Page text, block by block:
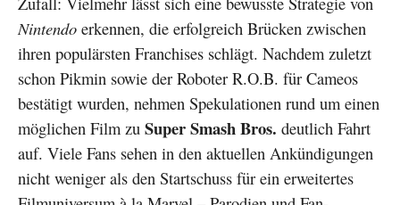
Nintendo erkennen, die erfolgreich Brücken zwischen
ihren populärsten Franchises schlägt. Nachdem zuletzt
schon Pikmin sowie der Roboter R.O.B. für Cameos
bestätigt wurden, nehmen Spekulationen rund um einen
möglichen Film zu Super Smash Bros. deutlich Fahrt
auf. Viele Fans sehen in den aktuellen Ankündigungen
nicht weniger als den Startschuss für ein erweitertes